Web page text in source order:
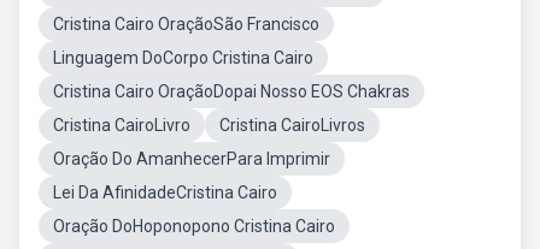
Cristina Cairo OraçãoSão Francisco
Linguagem DoCorpo Cristina Cairo
Cristina Cairo OraçãoDopai Nosso EOS Chakras
Cristina CairoLivro
Cristina CairoLivros
Oração Do AmanhecerPara Imprimir
Lei Da AfinidadeCristina Cairo
Oração DoHoponopono Cristina Cairo